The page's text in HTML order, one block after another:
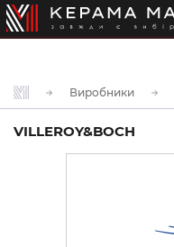
Виробники
VILLEROY&BOCH